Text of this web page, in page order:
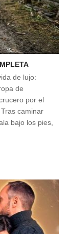
de lujo:
de
por el
caminar
bajo los pies,